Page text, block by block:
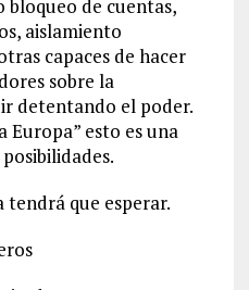
bloqueo de cuentas,
aislamiento
capaces de hacer
sobre la
detentando el poder.
Europa” esto es una
tendrá que esperar.